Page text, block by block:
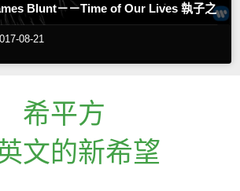
Blunt－－Time of Our Lives 執子之
08-21
希平方
文的新希望